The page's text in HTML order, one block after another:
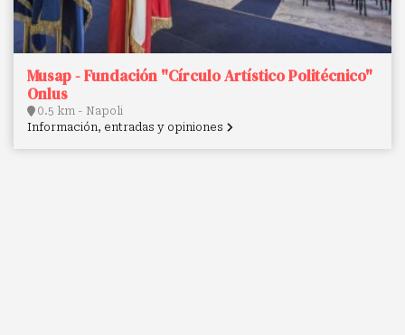
Musap - Fundación "Círculo Artístico Politécnico"
Onlus
0.5 km - Napoli
Información, entradas y opiniones